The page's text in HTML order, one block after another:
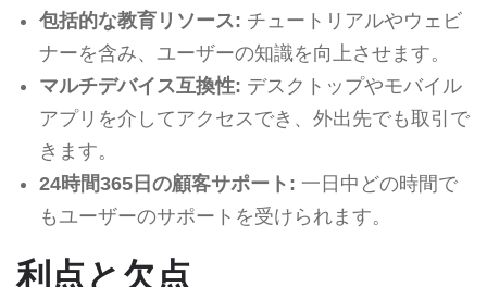
包括的な教育リソース: チュートリアルやウェビ
ナーを含み、ユーザーの知識を向上させます。
マルチデバイス互換性: デスクトップやモバイル
アプリを介してアクセスでき、外出先でも取引で
きます。
24時間365日の顧客サポート: 一日中どの時間で
もユーザーのサポートを受けられます。
利点と欠点